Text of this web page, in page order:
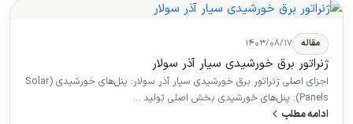
مقاله ۱۴۰۳/۰۸/۱۷
ژنراتور برق خورشیدی سیار آذر سولار
اجزای اصلی ژنراتور برق خورشیدی سیار آذر سولار: پنل‌های خورشیدی (Solar
Panels): پنل‌های خورشیدی بخش اصلی تولید …
ادامه مطلب